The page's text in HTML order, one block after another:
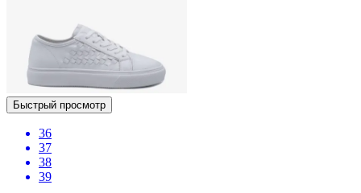
Быстрый просмотр
36
37
38
39